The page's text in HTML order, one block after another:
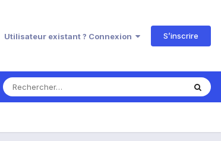
Utilisateur existant ? Connexion S’inscrire